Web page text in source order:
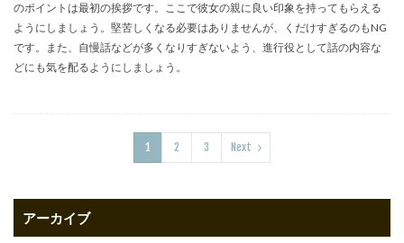
のポイントは最初の挨拶です。ここで彼女の親に良い印象を持ってもらえる
ようにしましょう。堅苦しくなる必要はありませんが、くだけすぎるのもNG
です。また、自慢話などが多くなりすぎないよう、進行役として話の内容な
どにも気を配るようにしましょう。
1 2 3 Next
アーカイブ